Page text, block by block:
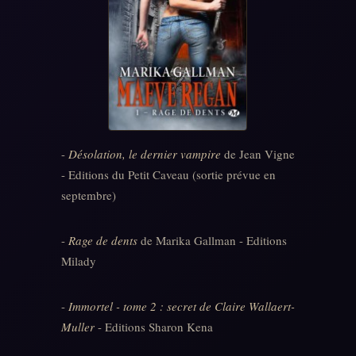
- Désolation, le dernier vampire de Jean Vigne
- Editions du Petit Caveau (sortie prévue en
septembre)
- Rage de dentsde Marika Gallman - Editions
Milady
- Immortel - tome 2 : secret de Claire Wallaert-
Muller- Editions Sharon Kena